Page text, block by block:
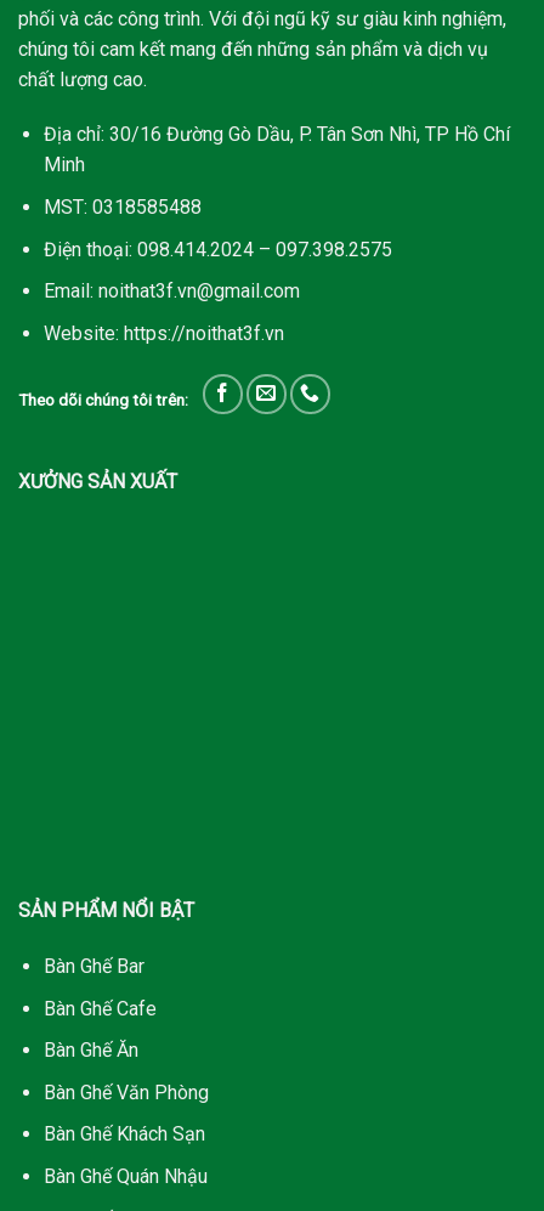
phối và các công trình. Với đội ngũ kỹ sư giàu kinh nghiệm,
chúng tôi cam kết mang đến những sản phẩm và dịch vụ
chất lượng cao.
Địa chỉ: 30/16 Đường Gò Dầu, P. Tân Sơn Nhì, TP Hồ Chí
Minh
MST: 0318585488
Điện thoại: 098.414.2024 – 097.398.2575
Email: noithat3f.vn@gmail.com
Website: https://noithat3f.vn
Theo dõi chúng tôi trên:
XƯỞNG SẢN XUẤT
SẢN PHẨM NỔI BẬT
Bàn Ghế Bar
Bàn Ghế Cafe
Bàn Ghế Ăn
Bàn Ghế Văn Phòng
Bàn Ghế Khách Sạn
Bàn Ghế Quán Nhậu